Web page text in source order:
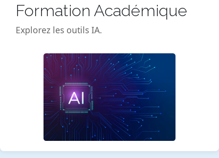
Formation Académique
Explorez les outils IA.